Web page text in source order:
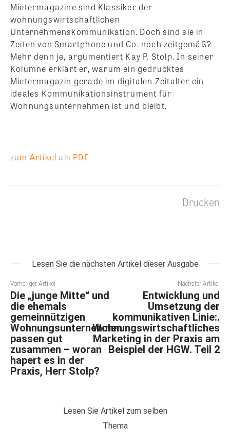
Mietermagazine sind Klassiker der
wohnungswirtschaftlichen
Unternehmenskommunikation. Doch sind sie in
Zeiten von Smartphone und Co. noch zeitgemäß?
Mehr denn je, argumentiert Kay P. Stolp. In seiner
Kolumne erklärt er, warum ein gedrucktes
Mietermagazin gerade im digitalen Zeitalter ein
ideales Kommunikationsinstrument für
Wohnungsunternehmen ist und bleibt.
zum Artikel als PDF
Drucken
Lesen Sie die nächsten Artikel dieser Ausgabe
Vorheriger Artikel
Die „junge Mitte“ und
die ehemals
gemeinnützigen
Wohnungsunternehmen
passen gut
zusammen – woran
hapert es in der
Praxis, Herr Stolp?
Nächster Artikel
Entwicklung und
Umsetzung der
kommunikativen Linie:.
Wohnungswirtschaftliches
Marketing in der Praxis am
Beispiel der HGW. Teil 2
Lesen Sie Artikel zum selben
Thema